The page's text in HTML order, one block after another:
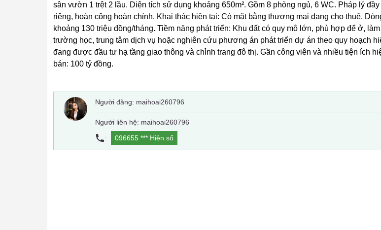
sân vườn 1 trệt 2 lầu. Diện tích sử dụng khoảng 650m². Gồm 8 phòng ngủ, 6 WC. Pháp lý
riêng, hoàn công hoàn chỉnh. Khai thác hiện tại: Có mặt bằng thương mại đang cho thuê.
khoảng 130 triệu đồng/tháng. Tiềm năng phát triển: Khu đất có quy mô lớn, phù hợp để ở,
trường học, trung tâm dịch vụ hoặc nghiên cứu phương án phát triển dự án theo quy hoạch
đang được đầu tư hạ tầng giao thông và chỉnh trang đô thị. Gần công viên và nhiều tiện ích
bán: 100 tỷ đồng.
Người đăng: maihoai260796
Người liên hệ: maihoai260796
:
096655 *** Hiện số